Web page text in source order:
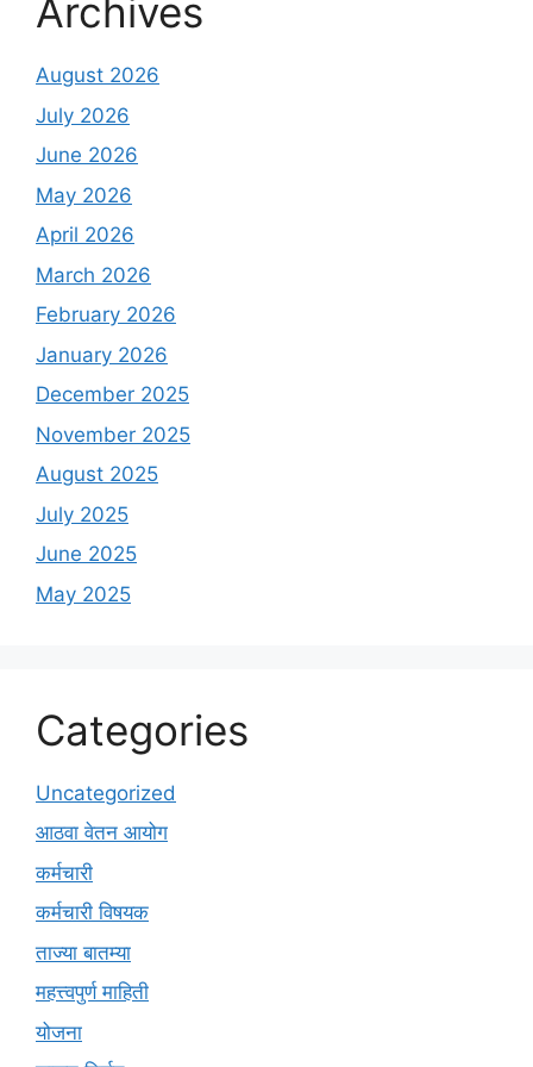
Archives
August 2026
July 2026
June 2026
May 2026
April 2026
March 2026
February 2026
January 2026
December 2025
November 2025
August 2025
July 2025
June 2025
May 2025
Categories
Uncategorized
आठवा वेतन आयोग
कर्मचारी
कर्मचारी विषयक
ताज्या बातम्या
महत्त्वपुर्ण माहिती
योजना